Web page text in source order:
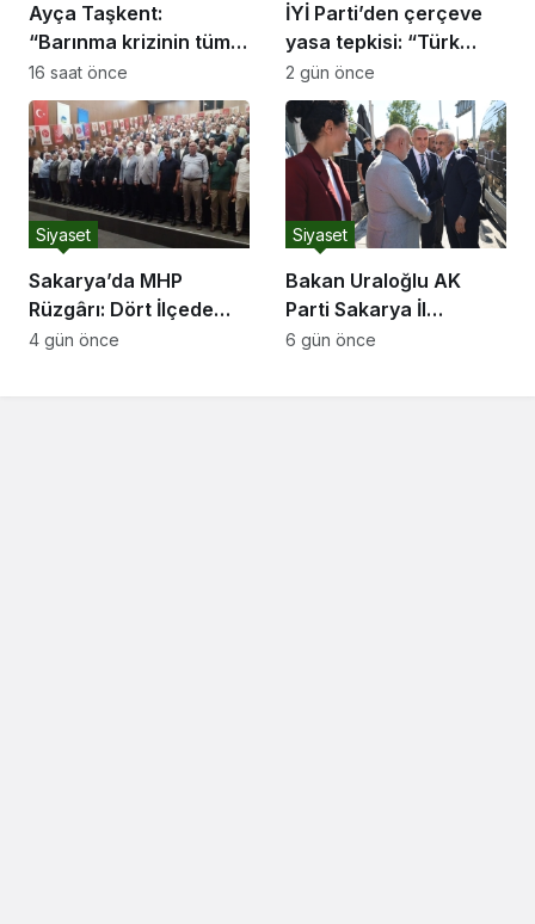
Ayça Taşkent:
“Barınma krizinin tüm
boyutlarıyla
araştırılması için Meclis
Araştırması açılmasını
istedik.”
16 saat önce
İYİ Parti’den çerçeve
yasa tepkisi: “Türk
milletine hesap
vereceksiniz”
2 gün önce
Sakarya’da MHP
Rüzgârı: Dört İlçede
Salonlara Sığmayan
Siyaset
4 gün önce
Bakan Uraloğlu AK
Parti Sakarya İl
Başkanlığı’nı Ziyaret
Siyaset
6 gün önce